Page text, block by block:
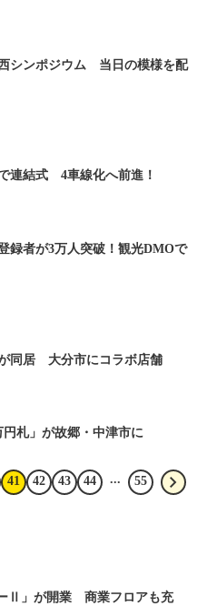
シンポジウム 当日の模様を配
連結式 4車線化へ前進！
録者が3万人突破！観光DMOで
同居 大分市にコラボ店舗
円札」が故郷・中津市に
41 42 43 44 ... 55
ーⅡ」が開業 商業フロアも充